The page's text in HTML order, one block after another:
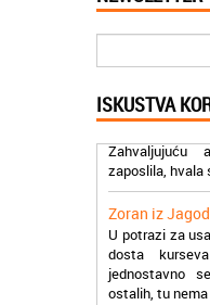
ISKUSTVA
Mogu da
Akademiji
profesionalni i
način
Milica iz
zaposlila, hvala
Zoran iz
U potrazi za
dosta
jednostavno
ostalih, tu